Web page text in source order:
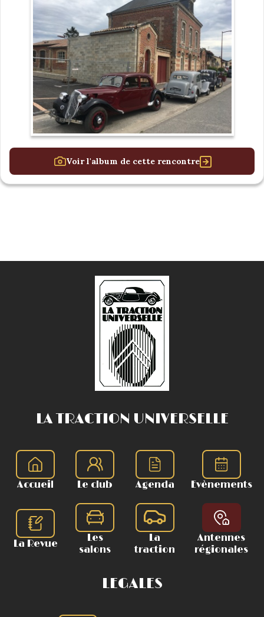
Voir l'album de cette rencontre
LA TRACTION UNIVERSELLE
Accueil Le club Agenda Evènements
La Revue
Les
salons
La
traction
Antennes
régionales
LEGALES